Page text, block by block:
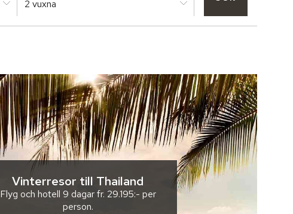
2 vuxna
Vinterresor till Thailand
Flyg och hotell 9 dagarfr. 29.195:- per
person.